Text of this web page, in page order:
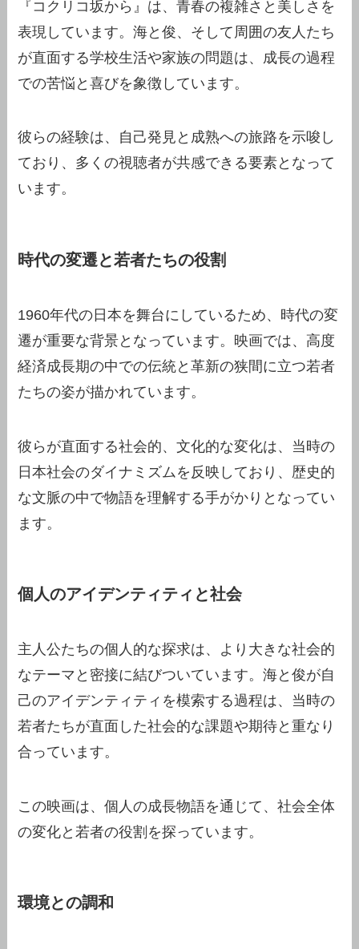
『コクリコ坂から』は、青春の複雑さと美しさを
表現しています。海と俊、そして周囲の友人たち
が直面する学校生活や家族の問題は、成長の過程
での苦悩と喜びを象徴しています。
彼らの経験は、自己発見と成熟への旅路を示唆し
ており、多くの視聴者が共感できる要素となって
います。
時代の変遷と若者たちの役割
1960年代の日本を舞台にしているため、時代の変
遷が重要な背景となっています。映画では、高度
経済成長期の中での伝統と革新の狭間に立つ若者
たちの姿が描かれています。
彼らが直面する社会的、文化的な変化は、当時の
日本社会のダイナミズムを反映しており、歴史的
な文脈の中で物語を理解する手がかりとなってい
ます。
個人のアイデンティティと社会
主人公たちの個人的な探求は、より大きな社会的
なテーマと密接に結びついています。海と俊が自
己のアイデンティティを模索する過程は、当時の
若者たちが直面した社会的な課題や期待と重なり
合っています。
この映画は、個人の成長物語を通じて、社会全体
の変化と若者の役割を探っています。
環境との調和